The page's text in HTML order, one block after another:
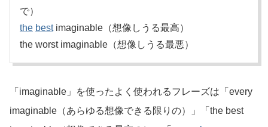
で）
the bestimaginable（想像しうる最高）
the worst imaginable（想像しうる最悪）
「imaginable」を使ったよく使われるフレーズは「every
imaginable（あらゆる想像できる限りの）」「the best